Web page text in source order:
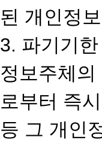
된 개인정
3. 파기기한
정보주체
로부터 즉
등 그 개인